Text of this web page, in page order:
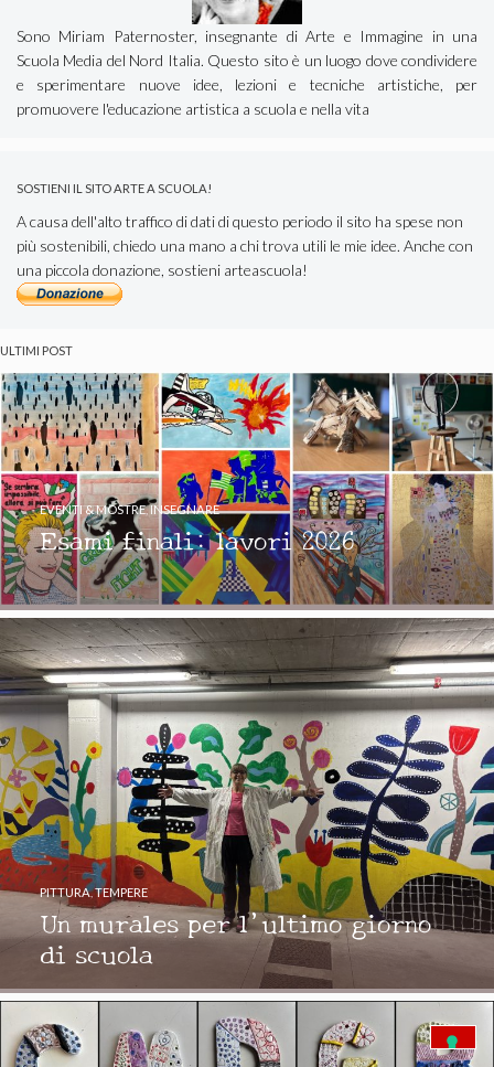
Sono Miriam Paternoster, insegnante di Arte e Immagine in una
Scuola Media del Nord Italia. Questo sito è un luogo dove condividere
e sperimentare nuove idee, lezioni e tecniche artistiche, per
promuovere l'educazione artistica a scuola e nella vita
SOSTIENI IL SITO ARTE A SCUOLA!
A causa dell'alto traffico di dati di questo periodo il sito ha spese non
più sostenibili, chiedo una mano a chi trova utili le mie idee. Anche con
una piccola donazione, sostieni arteascuola!
ULTIMI POST
Esami finali: lavori 2026
EVENTI & MOSTRE,INSEGNARE
Un murales per l’ultimo giorno
di scuola
PITTURA,TEMPERE